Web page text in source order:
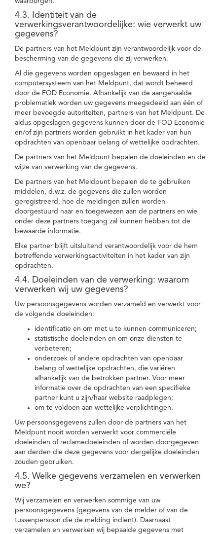
4.3. Identiteit van de
verwerkingsverantwoordelijke: wie verwerkt uw
gegevens?
De partners van het Meldpunt zijn verantwoordelijk voor de
bescherming van de gegevens die zij verwerken.
Al die gegevens worden opgeslagen en bewaard in het
computersysteem van het Meldpunt, dat wordt beheerd
door de FOD Economie. Afhankelijk van de aangehaalde
problematiek worden uw gegevens meegedeeld aan één of
meer bevoegde autoriteiten, partners van het Meldpunt. De
aldus opgeslagen gegevens kunnen door de FOD Economie
en/of zijn partners worden gebruikt in het kader van hun
opdrachten van openbaar belang of wettelijke opdrachten.
De partners van het Meldpunt bepalen de doeleinden en de
wijze van verwerking van de gegevens.
De partners van het Meldpunt bepalen de te gebruiken
middelen, d.w.z. de gegevens die zullen worden
geregistreerd, hoe de meldingen zullen worden
doorgestuurd naar en toegewezen aan de partners en wie
onder deze partners toegang zal kunnen hebben tot de
bewaarde informatie.
Elke partner blijft uitsluitend verantwoordelijk voor de hem
betreffende verwerkingsactiviteiten in het kader van zijn
opdrachten.
4.4. Doeleinden van de verwerking: waarom
verwerken wij uw gegevens?
Uw persoonsgegevens worden verzameld en verwerkt voor
de volgende doeleinden:
identificatie en om met u te kunnen communiceren;
statistische doeleinden en om onze diensten te
verbeteren;
onderzoek of andere opdrachten van openbaar
belang of wettelijke opdrachten, die variëren
afhankelijk van de betrokken partner. Voor meer
informatie over de opdrachten van een specifieke
partner kunt u zijn/haar website raadplegen;
om te voldoen aan wettelijke verplichtingen.
Uw persoonsgegevens zullen door de partners van het
Meldpunt nooit worden verwerkt voor commerciële
doeleinden of reclamedoeleinden of worden doorgegeven
aan derden die deze gegevens voor dergelijke doeleinden
zouden gebruiken.
4.5. Welke gegevens verzamelen en verwerken
we?
Wij verzamelen en verwerken sommige van uw
persoonsgegevens (gegevens van de melder of van de
tussenpersoon die de melding indient). Daarnaast
verzamelen en verwerken wij bepaalde gegevens met